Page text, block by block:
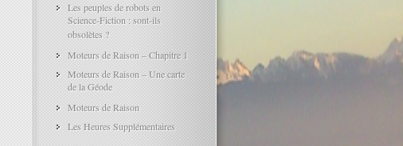
Les peuples de robots en
Science-Fiction : sont-ils
obsolètes ?
Moteurs de Raison – Chapitre 1
Moteurs de Raison – Une carte
de la Géode
Moteurs de Raison
Les Heures Supplémentaires